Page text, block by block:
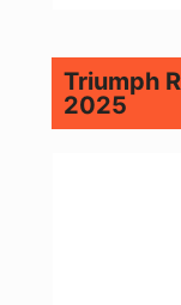
Triumph
2025